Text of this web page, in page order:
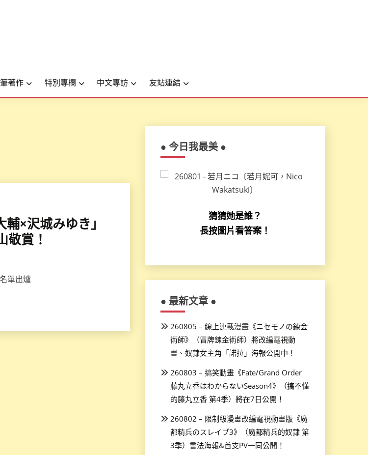
著作 特別專欄 中文專訪 友站連結
×沢城みゆき」
敬賞！
單出爐
● 今日我最美 ●
猜猜她是誰？
長按圖片看答案！
● 最新文章 ●
260805 – 線上連載漫畫《ニセモノの錬金
術師》（冒牌鍊金術師）將改編電視動
畫、奴隸女主角「諾拉」海報公開中！
260803 – 搞笑動畫《Fate/Grand Order
藤丸立香はわからないSeason4》（搞不懂
的藤丸立香 第4季）將在7日公開！
260802 – 限制級漫畫改編電視動畫版《魔
都精兵のスレイブ3》（魔都精兵的奴隸 第
3季）書法海報&首支PV一同公開！